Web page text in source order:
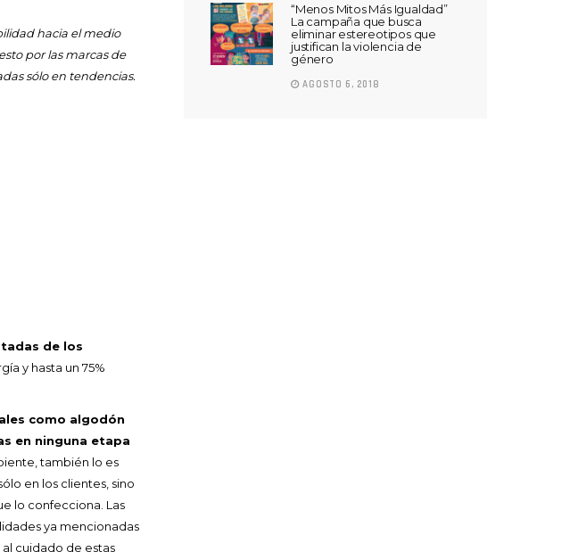
hacia el medio
por las marcas de
sólo en tendencias.
de los
y hasta un 75%
como algodón
en ninguna etapa
también lo es
en los clientes, sino
lo confecciona. Las
ya mencionadas
cuidado de estas
“Menos Mitos Más Igualdad”
La campaña que busca
eliminar estereotipos que
justifican la violencia de
género
AGOSTO 6, 2018